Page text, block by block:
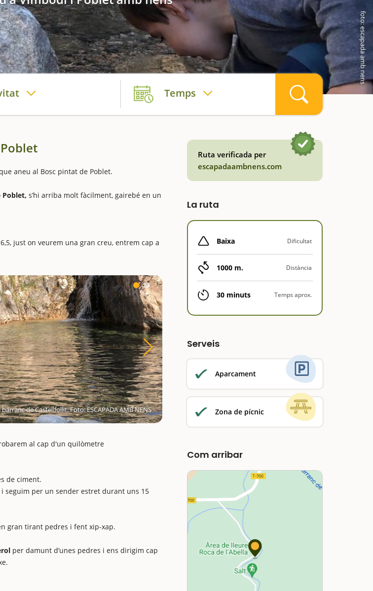
foto: escapada amb nens
Temps
aneu al Bosc pintat de Poblet.
Poblet, s’hi arriba molt fàcilment, gairebé en un
just on veurem una gran creu, entrem cap a
de Castellfollit. Foto: ESCAPADA AMB NENS
al cap d'un quilòmetre
de ciment.
seguim per un sender estret durant uns 15
gran tirant pedres i fent xip-xap.
per damunt d’unes pedres i ens dirigim cap
Ruta verificada per
escapadaambnens.com
La ruta
Baixa Dificultat
1000 m. Distància
30 minuts Temps aprox.
Serveis
Aparcament
Zona de pícnic
Com arribar